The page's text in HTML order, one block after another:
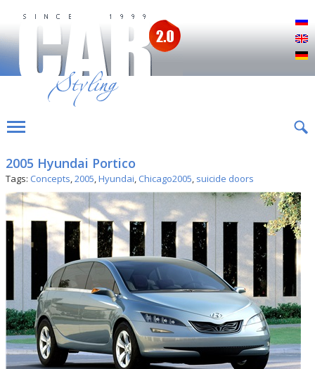
2005 Hyundai Portico
Tags: Concepts,2005,Hyundai, Chicago2005, suicide doors